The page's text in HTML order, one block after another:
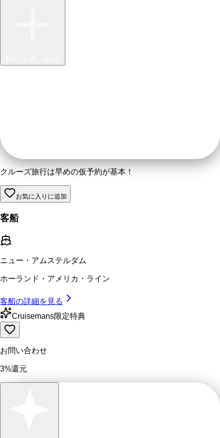
クルーズ旅行は早めの仮予約が基本！
お気に入りに追加
客船
ニュー・アムステルダム
ホーランド・アメリカ・ライン
客船の詳細を見る
Cruisemans限定特典
お問い合わせ
3%還元